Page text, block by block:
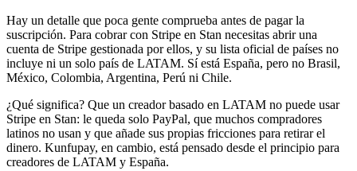
Hay un detalle que poca gente comprueba antes de pagar la
suscripción. Para cobrar con Stripe en Stan necesitas abrir una
cuenta de Stripe gestionada por ellos, y su lista oficial de países no
incluye ni un solo país de LATAM. Sí está España, pero no Brasil,
México, Colombia, Argentina, Perú ni Chile.
¿Qué significa? Que un creador basado en LATAM no puede usar
Stripe en Stan: le queda solo PayPal, que muchos compradores
latinos no usan y que añade sus propias fricciones para retirar el
dinero. Kunfupay, en cambio, está pensado desde el principio para
creadores de LATAM y España.